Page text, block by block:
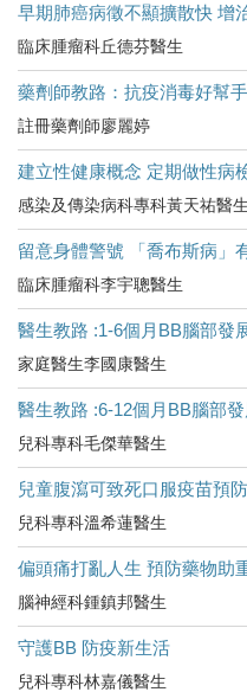
早期肺癌病徵不顯擴散快 增
臨床腫瘤科丘德芬醫生
藥劑師教路：抗疫消毒好幫
註冊藥劑師廖麗婷
建立性健康概念 定期做性病
感染及傳染病科專科黃天祐醫生
留意身體警號 「喬布斯病」
臨床腫瘤科李宇聰醫生
醫生教路 :1-6個月BB腦部發
家庭醫生李國康醫生
醫生教路 :6-12個月BB腦部
兒科專科毛傑華醫生
兒童腹瀉可致死口服疫苗預
兒科專科溫希蓮醫生
偏頭痛打亂人生 預防藥物助
腦神經科鍾鎮邦醫生
守護BB 防疫新生活
兒科專科林嘉儀醫生